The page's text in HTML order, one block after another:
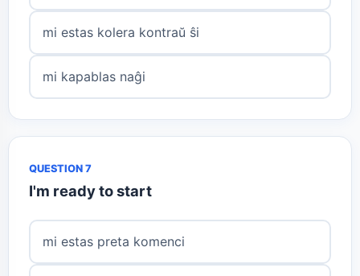
mi estas kolera kontraŭ ŝi
mi kapablas naĝi
QUESTION 7
I'm ready to start
mi estas preta komenci